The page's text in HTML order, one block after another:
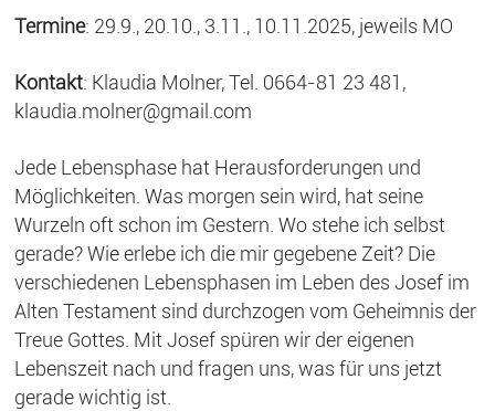
Termine: 29.9., 20.10., 3.11., 10.11.2025, jeweils MO
Kontakt: Klaudia Molner, Tel. 0664-81 23 481,
klaudia.molner@gmail.com
Jede Lebensphase hat Herausforderungen und
Möglichkeiten. Was morgen sein wird, hat seine
Wurzeln oft schon im Gestern. Wo stehe ich selbst
gerade? Wie erlebe ich die mir gegebene Zeit? Die
verschiedenen Lebensphasen im Leben des Josef im
Alten Testament sind durchzogen vom Geheimnis der
Treue Gottes. Mit Josef spüren wir der eigenen
Lebenszeit nach und fragen uns, was für uns jetzt
gerade wichtig ist.